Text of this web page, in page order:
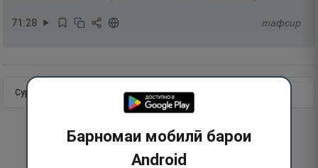
71:28 тафсир
Сураи пурра Идома додан
Барномаи мобилӣ барои
Android